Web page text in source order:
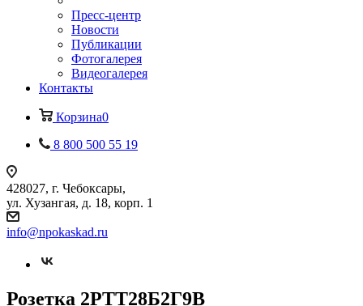
Пресс-центр
Новости
Публикации
Фотогалерея
Видеогалерея
Контакты
Корзина0
8 800 500 55 19
428027, г. Чебоксары,
ул. Хузангая, д. 18, корп. 1
info@npokaskad.ru
Розетка 2РТТ28Б2Г9В